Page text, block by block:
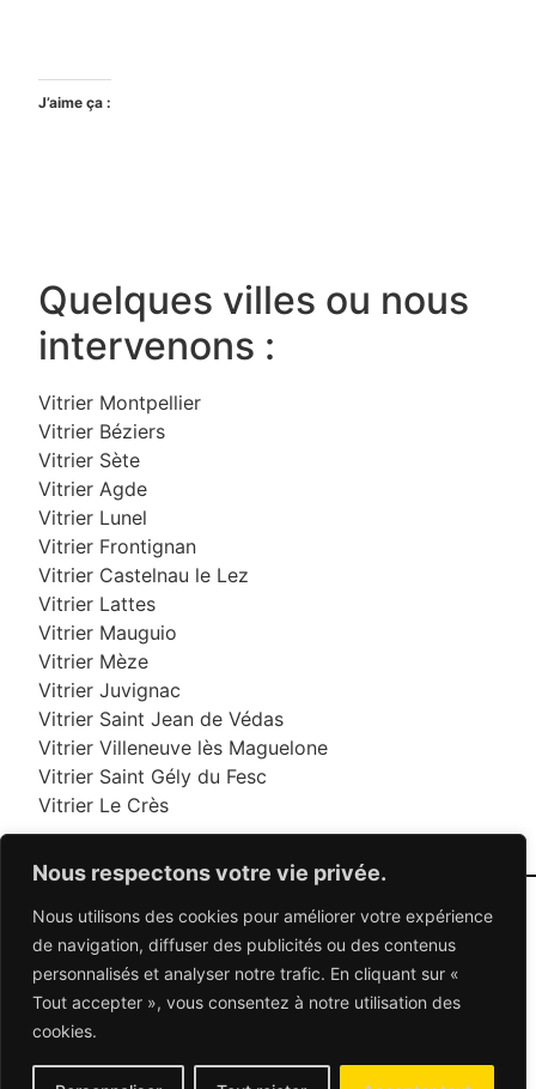
Nous respectons votre vie privée.
Nous utilisons des cookies pour améliorer votre expérience
de navigation, diffuser des publicités ou des contenus
personnalisés et analyser notre trafic. En cliquant sur «
Tout accepter », vous consentez à notre utilisation des
cookies.
J’aime ça :
Quelques villes ou nous
intervenons :
Vitrier Montpellier
Vitrier Béziers
Vitrier Sète
Vitrier Agde
Vitrier Lunel
Vitrier Frontignan
Vitrier Castelnau le Lez
Vitrier Lattes
Vitrier Mauguio
Vitrier Mèze
Vitrier Juvignac
Vitrier Saint Jean de Védas
Vitrier Villeneuve lès Maguelone
Vitrier Saint Gély du Fesc
Vitrier Le Crès
06 95 95 70 70
© 2026 Dépannage Vitrier - Tous droits réservés
Dépannage vitrerie en France : Des solutions
adaptées à vos besoins